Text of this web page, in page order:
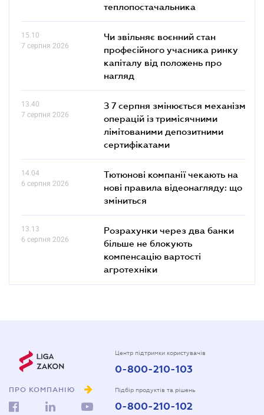
теплопостачальника
15.10
7 серпня 2026
Чи звільняє воєнний стан
професійного учасника ринку
капіталу від положень про
нагляд
13.40
7 серпня 2026
З 7 серпня змінюється механізм
операцій із тримісячними
лімітованими депозитними
сертифікатами
14.04
6 серпня 2026
Тютюнові компанії чекають на
нові правила відеонагляду: що
зміниться
13.13
6 серпня 2026
Розрахунки через два банки
більше не блокують
компенсацію вартості
агротехніки
ПРО КОМПАНІЮ
Центр підтримки користувачів
0-800-210-103
Підбір продуктів та рішень
0-800-210-102